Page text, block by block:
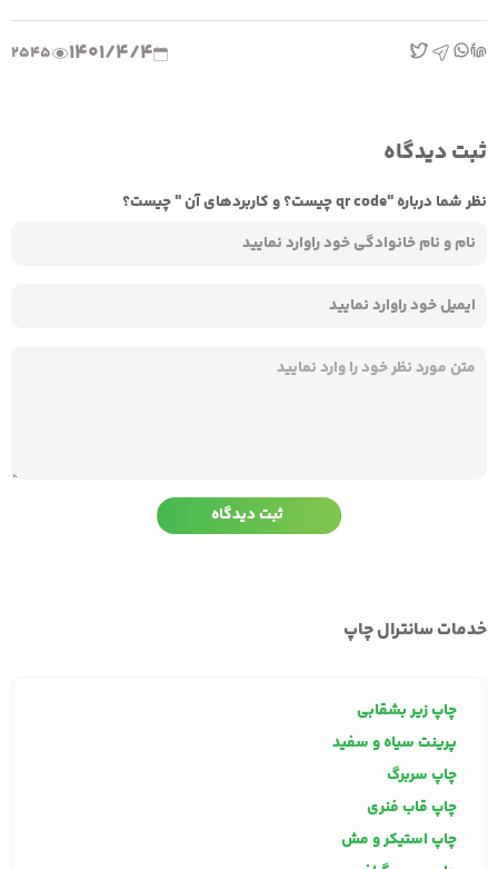
1401/4/4
2545
ثبت دیدگاه
نظر شما درباره "qr code چیست؟ و کاربردهای آن " چیست؟
خدمات سانترال چاپ
چاپ زیر بشقابی
پرینت سیاه و سفید
چاپ سربرگ
چاپ قاب فنری
چاپ استیکر و مش